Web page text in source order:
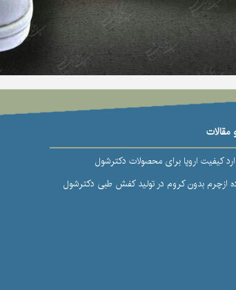
مقالات
کیفیت اروپا برای محصولات دکترشول
ازچرم بدون کروم در تولید کفش طبی دکترشول